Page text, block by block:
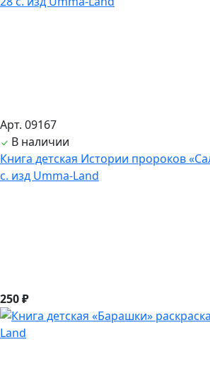
Арт. 09167
В наличии
Книга детская Истории пророков
с. изд Umma-Land
250 ₽